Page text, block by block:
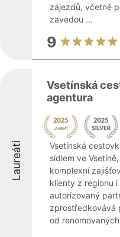
zájezdů, včetně
zavedou ...
9
Laureáti
Vsetínská
agentura
Vsetínská
sídlem ve
komplexní
klienty z regionu
autorizovaný
zprostředkovává
od